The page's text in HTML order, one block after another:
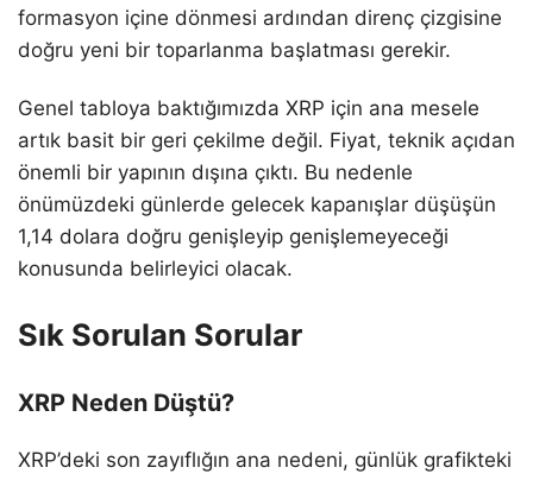
formasyon içine dönmesi ardından direnç çizgisine
doğru yeni bir toparlanma başlatması gerekir.
Genel tabloya baktığımızda XRP için ana mesele
artık basit bir geri çekilme değil. Fiyat, teknik açıdan
önemli bir yapının dışına çıktı. Bu nedenle
önümüzdeki günlerde gelecek kapanışlar düşüşün
1,14 dolara doğru genişleyip genişlemeyeceği
konusunda belirleyici olacak.
Sık Sorulan Sorular
XRP Neden Düştü?
XRP’deki son zayıflığın ana nedeni, günlük grafikteki